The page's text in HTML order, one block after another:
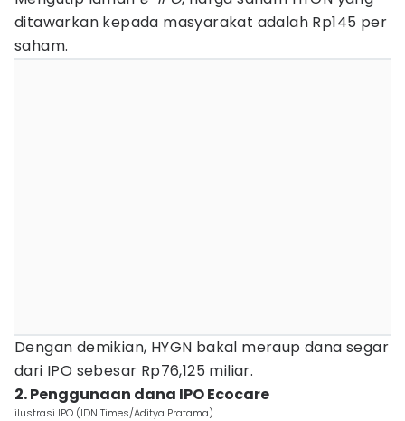
ditawarkan kepada masyarakat adalah Rp145 per
saham.
Dengan demikian, HYGN bakal meraup dana segar
dari IPO sebesar Rp76,125 miliar.
2. Penggunaan dana IPO Ecocare
ilustrasi IPO (IDN Times/Aditya Pratama)